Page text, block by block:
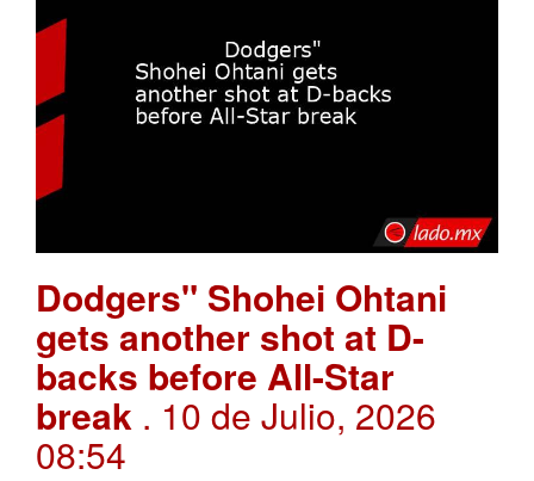
Dodgers" Shohei Ohtani
gets another shot at D-
backs before All-Star
break . 10 de Julio, 2026
08:54